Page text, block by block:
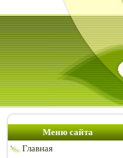
Меню сайта
Главная